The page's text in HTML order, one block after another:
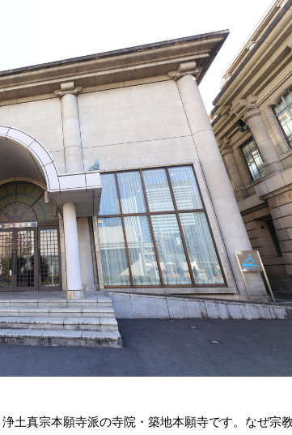
土真宗本願寺派の寺院・築地本願寺です。なぜ宗